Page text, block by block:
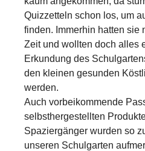
Quizzetteln schon los, um
finden. Immerhin hatten sie
Zeit und wollten doch alles
Erkundung des
den kleinen gesunden
werden.
Auch vorbeikommende
selbsthergestellten
Spaziergänger wurden so
unseren Schulgarten